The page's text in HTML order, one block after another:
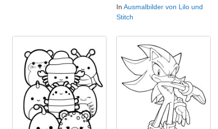
In Ausmalbilder von Lilo und
Stitch